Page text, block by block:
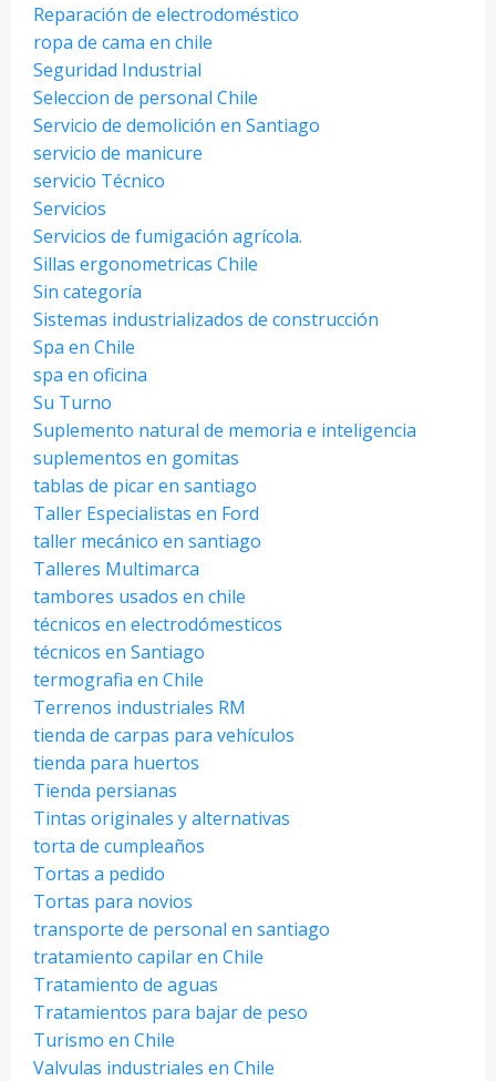
Reparación de electrodoméstico
ropa de cama en chile
Seguridad Industrial
Seleccion de personal Chile
Servicio de demolición en Santiago
servicio de manicure
servicio Técnico
Servicios
Servicios de fumigación agrícola.
Sillas ergonometricas Chile
Sin categoría
Sistemas industrializados de construcción
Spa en Chile
spa en oficina
Su Turno
Suplemento natural de memoria e inteligencia
suplementos en gomitas
tablas de picar en santiago
Taller Especialistas en Ford
taller mecánico en santiago
Talleres Multimarca
tambores usados en chile
técnicos en electrodómesticos
técnicos en Santiago
termografia en Chile
Terrenos industriales RM
tienda de carpas para vehículos
tienda para huertos
Tienda persianas
Tintas originales y alternativas
torta de cumpleaños
Tortas a pedido
Tortas para novios
transporte de personal en santiago
tratamiento capilar en Chile
Tratamiento de aguas
Tratamientos para bajar de peso
Turismo en Chile
Valvulas industriales en Chile